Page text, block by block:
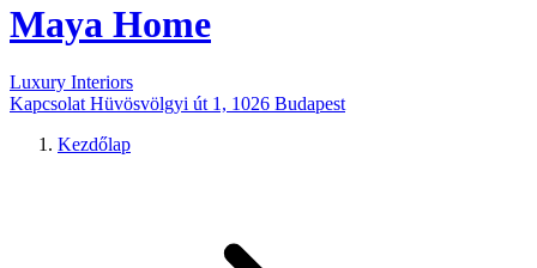
Maya Home
Luxury Interiors
Kapcsolat Hüvösvölgyi út 1, 1026 Budapest
Kezdőlap